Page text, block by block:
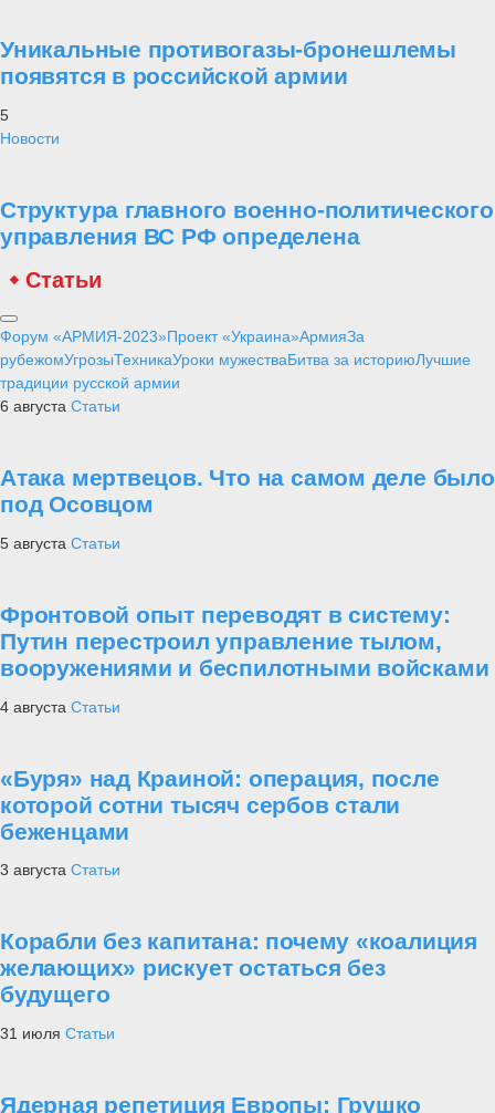
Уникальные противогазы-бронешлемы
появятся в российской армии
5
Новости
Структура главного военно-политического
управления ВС РФ определена
Статьи
Форум «АРМИЯ-2023»Проект «Украина»АрмияЗа
рубежомУгрозыТехникаУроки мужестваБитва за историюЛучшие
традиции русской армии
6 августа Статьи
Атака мертвецов. Что на самом деле было
под Осовцом
5 августа Статьи
Фронтовой опыт переводят в систему:
Путин перестроил управление тылом,
вооружениями и беспилотными войсками
4 августа Статьи
«Буря» над Краиной: операция, после
которой сотни тысяч сербов стали
беженцами
3 августа Статьи
Корабли без капитана: почему «коалиция
желающих» рискует остаться без
будущего
31 июля Статьи
Ядерная репетиция Европы: Грушко